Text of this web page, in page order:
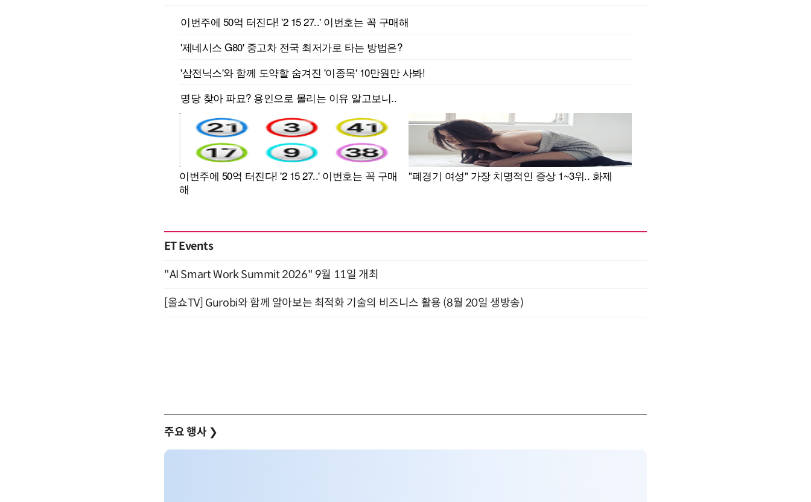
ET Events
"AI Smart Work Summit 2026" 9월 11일 개최
[올쇼TV] Gurobi와 함께 알아보는 최적화 기술의 비즈니스 활용 (8월 20일 생방송)
주요 행사 ❯